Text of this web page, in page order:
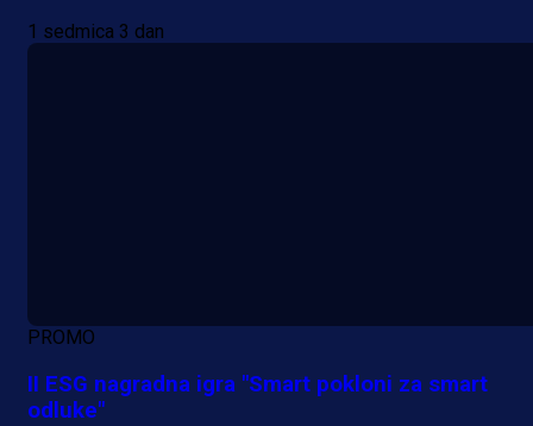
1 sedmica 3 dan
PROMO
II ESG nagradna igra "Smart pokloni za smart
odluke"